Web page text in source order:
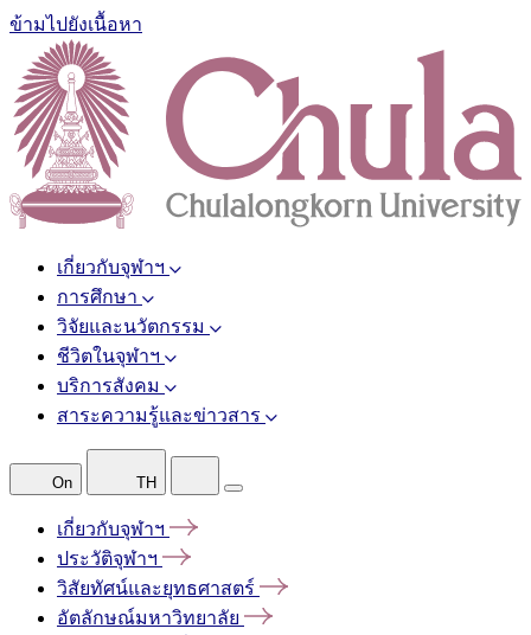
ข้ามไปยังเนื้อหา
เกี่ยวกับจุฬาฯ
การศึกษา
วิจัยและนวัตกรรม
ชีวิตในจุฬาฯ
บริการสังคม
สาระความรู้และข่าวสาร
On TH
เกี่ยวกับจุฬาฯ
ประวัติจุฬาฯ
วิสัยทัศน์และยุทธศาสตร์
อัตลักษณ์มหาวิทยาลัย